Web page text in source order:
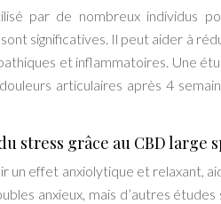
par de nombreux individus
significatives. Il peut aider à
et inflammatoires. Une
articulaires après 4
stress grâce au CBD large
un effet anxiolytique et relaxant,
anxieux, mais d’autres